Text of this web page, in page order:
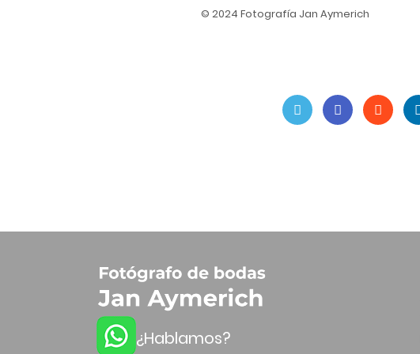
© 2024 Fotografía Jan Aymerich
¿Hablamos?